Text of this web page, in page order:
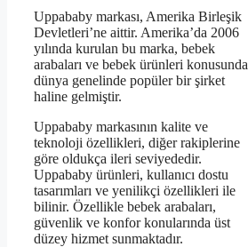
Uppababy markası, Amerika Birleşik
Devletleri’ne aittir. Amerika’da 2006
yılında kurulan bu marka, bebek
arabaları ve bebek ürünleri konusunda
dünya genelinde popüler bir şirket
haline gelmiştir.
Uppababy markasının kalite ve
teknoloji özellikleri, diğer rakiplerine
göre oldukça ileri seviyededir.
Uppababy ürünleri, kullanıcı dostu
tasarımları ve yenilikçi özellikleri ile
bilinir. Özellikle bebek arabaları,
güvenlik ve konfor konularında üst
düzey hizmet sunmaktadır.